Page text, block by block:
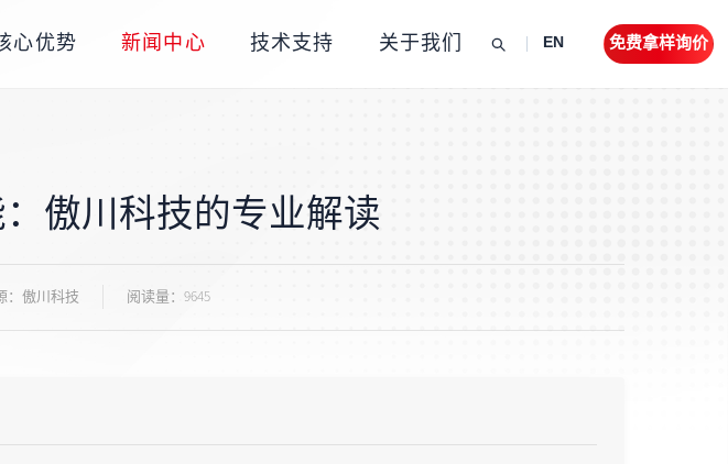
心优势 新闻中心 技术支持 关于我们 EN 免费拿样询价
傲川科技的专业解读
：傲川科技 阅读量：9645